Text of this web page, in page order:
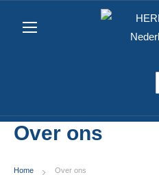
Over ons
Home Over ons